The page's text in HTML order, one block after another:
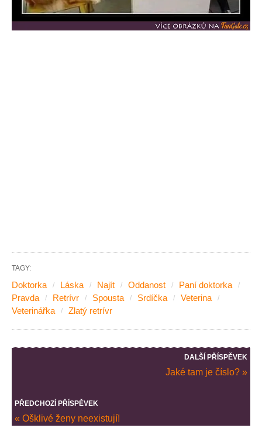
TAGY:
Doktorka Láska Najít Oddanost
Paní doktorka
Pravda
Retrívr Spousta Srdíčka
Veterina
Veterinářka
Zlatý retrívr
DALŠÍ PŘÍSPĚVEK
Jaké tam je číslo? »
PŘEDCHOZÍ PŘÍSPĚVEK
« Ošklivé ženy neexistují!